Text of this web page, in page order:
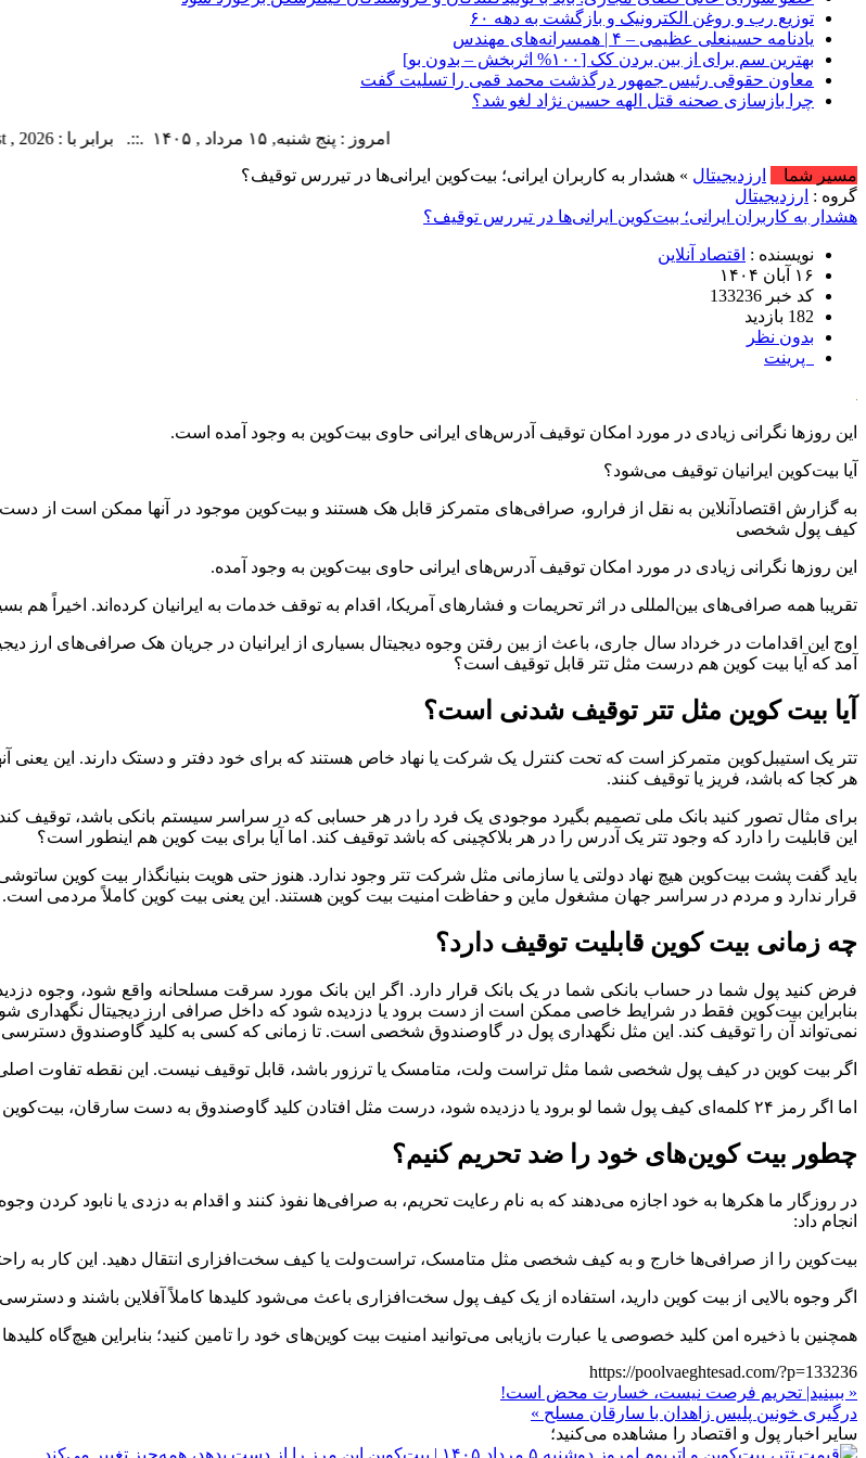
توزیع رب و روغن الکترونیک و بازگشت به دهه ۶۰
یادنامه حسینعلی عظیمی – ۴ | همسرانه‌های مهندس
بهترین سم برای از بین بردن کک [۱۰۰% اثربخش – بدون بو]
معاون حقوقی رئیس جمهور درگذشت محمد قمی را تسلیت گفت
چرا بازسازی صحنه قتل الهه حسین نژاد لغو شد؟
امروز : پنج شنبه, ۱۵ مرداد , ۱۴۰۵ .::. برابر با : Thursday, 6 August , 2026 .::. اخبار منتشر شده : 28 خبر
مسیر شما
ارزدیجیتال » هشدار به کاربران ایرانی؛ بیت‌کوین ایرانی‌ها در تیررس توقیف؟
گروه : ارزدیجیتال
هشدار به کاربران ایرانی؛ بیت‌کوین ایرانی‌ها در تیررس توقیف؟
نویسنده : اقتصاد آنلاین
۱۶ آبان ۱۴۰۴
کد خبر 133236
182 بازدید
بدون نظر
پرینت
این روز‌ها نگرانی زیادی در مورد امکان توقیف آدرس‌های ایرانی حاوی بیت‌کوین به وجود آمده است.
آیا بیت‌کوین ایرانیان توقیف می‌شود؟
به گزارش اقتصادآنلاین به نقل از فرارو، صرافی‌های متمرکز قابل هک هستند و بیت‌کوین موجود در آنها ممکن است از
کیف پول شخصی
این روز‌ها نگرانی زیادی در مورد امکان توقیف آدرس‌های ایرانی حاوی بیت‌کوین به وجود آمده.
تقریبا همه صرافی‌های بین‌المللی در اثر تحریمات و فشار‌های آمریکا، اقدام به توقف خدمات به ایرانیان کرده‌اند. اخیراً
اوج این اقدامات در خرداد سال جاری، باعث از بین رفتن وجوه دیجیتال بسیاری از ایرانیان در جریان هک صرافی‌های ارز
آمد که آیا بیت کوین هم درست مثل تتر قابل توقیف است؟
آیا بیت کوین مثل تتر توقیف شدنی است؟
تتر یک استیبل‌کوین متمرکز است که تحت کنترل یک شرکت یا نهاد خاص هستند که برای خود دفتر و دستک دارند. این یعنی
هر کجا که باشد، فریز یا توقیف کنند.
برای مثال تصور کنید بانک ملی تصمیم بگیرد موجودی یک فرد را در هر حسابی که در سراسر سیستم بانکی باشد، توقیف
این قابلیت را دارد که وجود تتر یک آدرس را در هر بلاکچینی که باشد توقیف کند. اما آیا برای بیت کوین هم اینطور است؟
باید گفت پشت بیت‌کوین هیچ نهاد دولتی یا سازمانی مثل شرکت تتر وجود ندارد. هنوز حتی هویت بنیانگذار بیت کوین
قرار ندارد و مردم در سراسر جهان مشغول ماین و حفاظت امنیت بیت کوین هستند. این یعنی بیت کوین کاملاً مردمی است.
چه زمانی بیت کوین قابلیت توقیف دارد؟
فرض کنید پول شما در حساب بانکی شما در یک بانک قرار دارد. اگر این بانک مورد سرقت مسلحانه واقع شود، وجوه
بنابراین بیت‌کوین فقط در شرایط خاصی ممکن است از دست برود یا دزدیده شود که داخل صرافی ارز دیجیتال نگهداری
نمی‌تواند آن را توقیف کند. این مثل نگهداری پول در گاوصندوق شخصی است. تا زمانی که کسی به کلید گاوصندوق
اگر بیت کوین در کیف پول شخصی شما مثل تراست ولت، متامسک یا ترزور باشد، قابل توقیف نیست. این نقطه تفاوت اصلی
اما اگر رمز ۲۴ کلمه‌ای کیف پول شما لو برود یا دزدیده شود، درست مثل افتادن کلید گاوصندوق به دست سارقان، بیت‌کوین شما دزیده می‌شود یا از بین می‌رود این به معنای توقیف نیست.
چطور بیت کوین‌های خود را ضد تحریم کنیم؟
در روزگار ما هکر‌ها به خود اجازه می‌دهند که به نام رعایت تحریم، به صرافی‌ها نفوذ کنند و اقدام به دزدی یا نابود کردن
انجام داد:
بیت‌کوین را از صرافی‌ها خارج و به کیف شخصی مثل متامسک، تراست‌ولت یا کیف سخت‌افزاری انتقال دهید. این کار به راحتی در عرض ۵ دقیقه
اگر وجوه بالایی از بیت کوین دارید، استفاده از یک کیف پول سخت‌افزاری باعث می‌شود کلید‌ها کاملاً آفلاین باشند و
همچنین با ذخیره امن کلید خصوصی یا عبارت بازیابی می‌توانید امنیت بیت کوین‌های خود را تامین کنید؛ بنابراین هیچ‌گاه
https://poolvaeghtesad.com/?p=133236
« ببینید| تحریم فرصت نیست، خسارت محض است!
درگیری خونین پلیس زاهدان با سارقان مسلح »
سایر اخبار پول و اقتصاد را مشاهده می‌کنید؛